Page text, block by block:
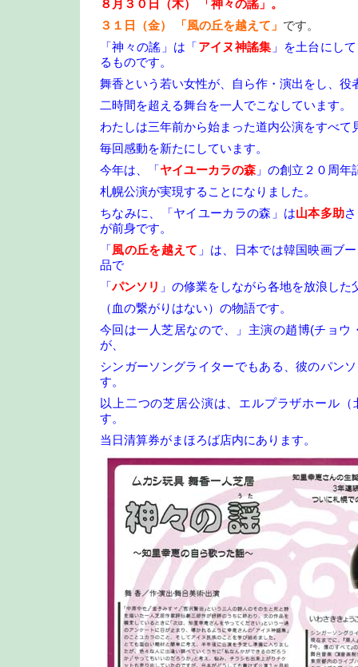
８月３０日（木） 「神々の謠」。
３１日（金） 「風の丘を越えて」 です。
「神々の謠」は「 アイヌ神謠集 」を土台にし
るものです。
舞香という若い女性が、自ら作・演出をし、役
二時間を超える舞台を一人でこなしています。
わたしは三年前から始まった道内公演をすべて
毎回感動を新たにしています。
今年は、「 ヤイユーカラの森 」の創立２０周年
札幌公演が実現することになりました。
ちなみに、「ヤイユーカラの森」は山本多助
が前身です。
「 風の丘を越えて 」は、日本では韓国映画ブ
品で
「 パンソリ 」の修業をしながら各地を放浪した
（血の繋がりはない）の物語です。
今回は一人芝居なので、」主演の趙博(チョウ
が、
シンガーソングライターでもある、彼のパン
す。
以上二つの芝居公演は、エルプラザホール
す。
当日清算券がまほろば店内にあります。